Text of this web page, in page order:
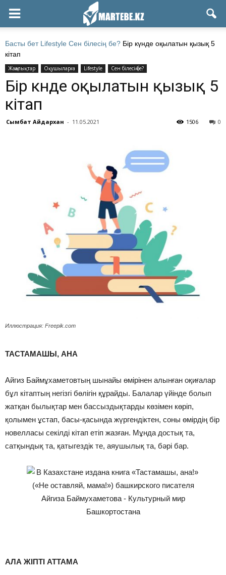
Басты бет Lifestyle Сен білесің бе? Бір күнде оқылатын қызық 5
кітап
Жаңалықтар Оқушыларға Lifestyle Сен білесің бе?
Бір күнде оқылатын қызық 5
кітап
Сымбат Айдархан - 11.05.2021 0
1506
Иллюстрация: Freepik.com
ТАСТАМАШЫ, АНА
Айгиз Баймұхаметовтың шынайы өмірінен алынған оқиғалар
бұл кітаптың негізгі бөлігін құрайды. Балалар үйінде болып
жатқан былықтар мен бассыздықтарды көзімен көріп,
қолымен ұстап, басы-қасында жүргендіктен, соны өмірдің бір
новелласы секілді кітап етіп жазған. Мұнда достық та,
сатқындық та, қатыгездік те, аяушылық та, бәрі бар.
АЛА ЖІПТІ АТТАМА